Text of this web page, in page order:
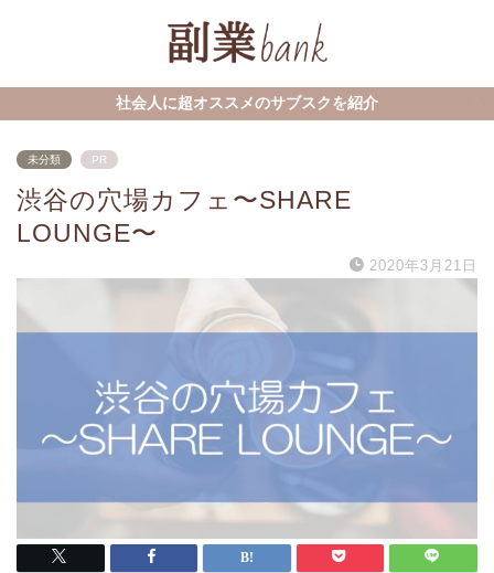
社会人に超オススメのサブスクを紹介
未分類 PR
渋谷の穴場カフェ〜SHARE
LOUNGE〜
2020年3月21日